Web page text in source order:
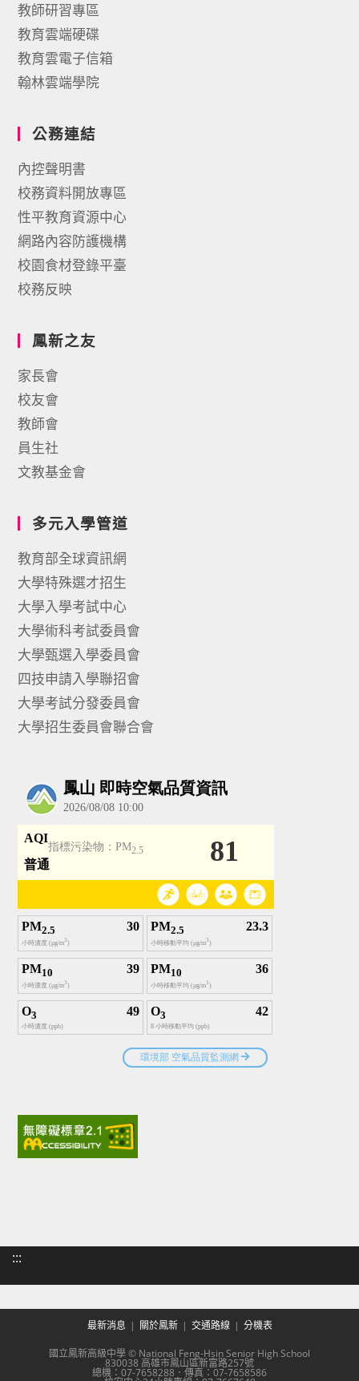
教師研習專區
教育雲端硬碟
教育雲電子信箱
翰林雲端學院
公務連結
內控聲明書
校務資料開放專區
性平教育資源中心
網路內容防護機構
校園食材登錄平臺
校務反映
鳳新之友
家長會
校友會
教師會
員生社
文教基金會
多元入學管道
教育部全球資訊網
大學特殊選才招生
大學入學考試中心
大學術科考試委員會
大學甄選入學委員會
四技申請入學聯招會
大學考試分發委員會
大學招生委員會聯合會
:::
最新消息 關於鳳新 交通路線 分機表
國立鳳新高級中學 © National Feng-Hsin Senior High School
830038 高雄市鳳山區新富路257號
總機：07-7658288．傳真：07-7658586